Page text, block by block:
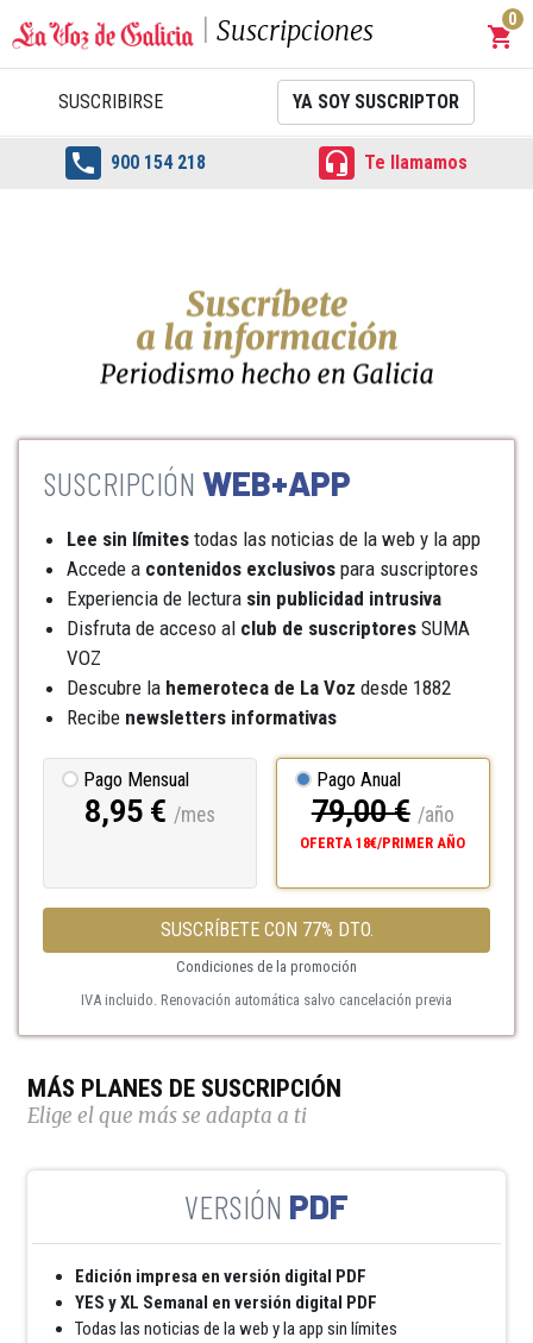
Suscripciones shopping_cart
0
SUSCRIBIRSE YA SOY SUSCRIPTOR
 900 154 218  Te llamamos
WEB+APP
Lee sin límites todas las noticias de la web y la app
Accede a contenidos exclusivos para suscriptores
Experiencia de lectura sin publicidad intrusiva
Disfruta de acceso al club de suscriptores SUMA
VOZ
Descubre la hemeroteca de La Voz desde 1882
Recibe newsletters informativas
Pago Mensual
8,95 € /mes
Pago Anual
79,00 € /año
OFERTA 18€/PRIMER AÑO
SUSCRÍBETE CON 77% DTO.
Condiciones de la promoción
IVA incluido. Renovación automática salvo cancelación previa
MÁS PLANES DE SUSCRIPCIÓN
Elige el que más se adapta a ti
PDF
Edición impresa en versión digital PDF
YES y XL Semanal en versión digital PDF
Todas las noticias de la web y la app sin límites